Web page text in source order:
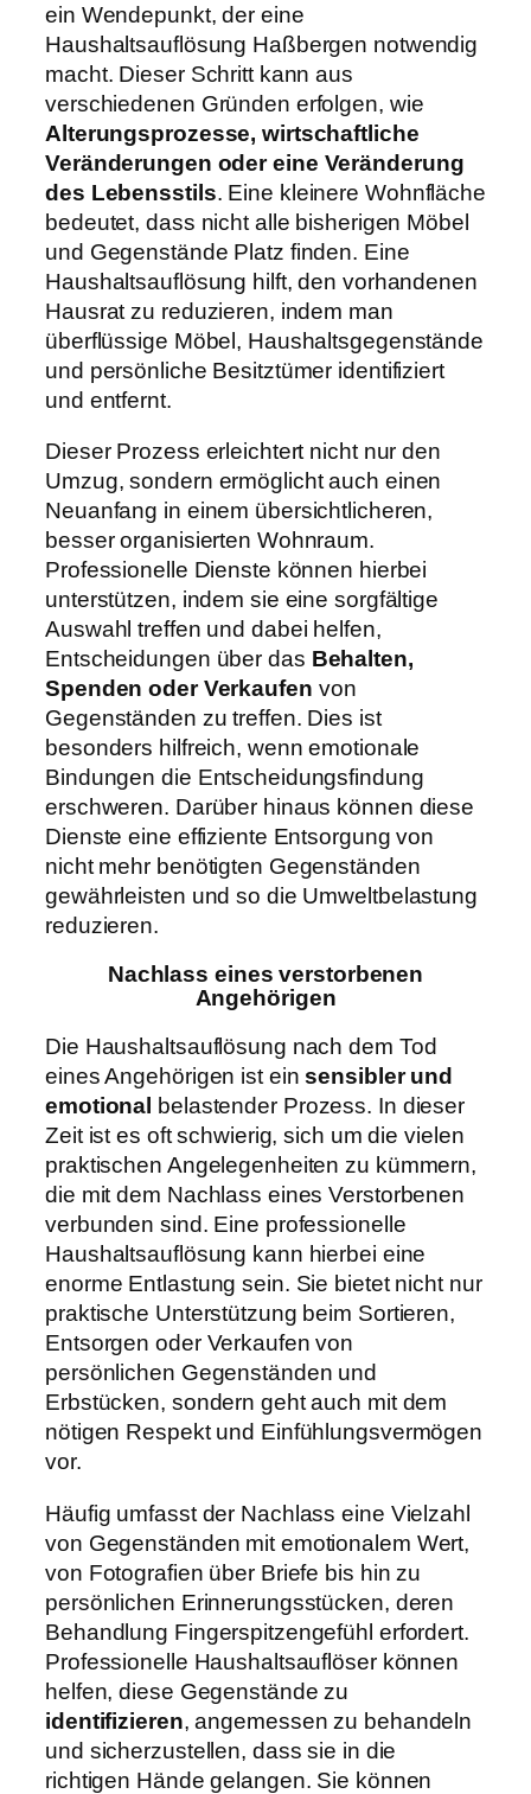
ein Wendepunkt, der eine
Haushaltsauflösung Haßbergen notwendig
macht. Dieser Schritt kann aus
verschiedenen Gründen erfolgen, wie
Alterungsprozesse, wirtschaftliche
Veränderungen oder eine Veränderung
des Lebensstils. Eine kleinere Wohnfläche
bedeutet, dass nicht alle bisherigen Möbel
und Gegenstände Platz finden. Eine
Haushaltsauflösung hilft, den vorhandenen
Hausrat zu reduzieren, indem man
überflüssige Möbel, Haushaltsgegenstände
und persönliche Besitztümer identifiziert
und entfernt.
Dieser Prozess erleichtert nicht nur den
Umzug, sondern ermöglicht auch einen
Neuanfang in einem übersichtlicheren,
besser organisierten Wohnraum.
Professionelle Dienste können hierbei
unterstützen, indem sie eine sorgfältige
Auswahl treffen und dabei helfen,
Entscheidungen über das Behalten,
Spenden oder Verkaufen von
Gegenständen zu treffen. Dies ist
besonders hilfreich, wenn emotionale
Bindungen die Entscheidungsfindung
erschweren. Darüber hinaus können diese
Dienste eine effiziente Entsorgung von
nicht mehr benötigten Gegenständen
gewährleisten und so die Umweltbelastung
reduzieren.
Nachlass eines verstorbenen
Angehörigen
Die Haushaltsauflösung nach dem Tod
eines Angehörigen ist einsensibler und
emotional belastender Prozess. In dieser
Zeit ist es oft schwierig, sich um die vielen
praktischen Angelegenheiten zu kümmern,
die mit dem Nachlass eines Verstorbenen
verbunden sind. Eine professionelle
Haushaltsauflösung kann hierbei eine
enorme Entlastung sein. Sie bietet nicht nur
praktische Unterstützung beim Sortieren,
Entsorgen oder Verkaufen von
persönlichen Gegenständen und
Erbstücken, sondern geht auch mit dem
nötigen Respekt und Einfühlungsvermögen
vor.
Häufig umfasst der Nachlass eine Vielzahl
von Gegenständen mit emotionalem Wert,
von Fotografien über Briefe bis hin zu
persönlichen Erinnerungsstücken, deren
Behandlung Fingerspitzengefühl erfordert.
Professionelle Haushaltsauflöser können
helfen, diese Gegenstände zu
identifizieren, angemessen zu behandeln
und sicherzustellen, dass sie in die
richtigen Hände gelangen. Sie können